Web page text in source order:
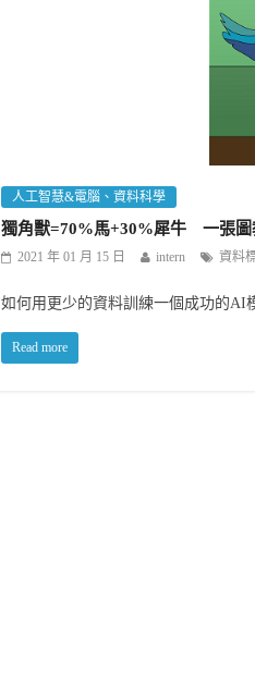
人工智慧&電腦、資料科學
獨角獸=70%馬+30%犀牛 一張圖
2021 年 01 月 15 日 intern 資料
如何用更少的資料訓練一個成功的AI
Read more